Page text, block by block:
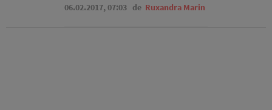
06.02.2017, 07:03 de Ruxandra Marin